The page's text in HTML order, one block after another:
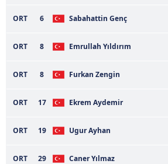
Sitemizde kendimize ve üçüncü
verileriniz işlenmekte olup gerekli olan
kullanılmaktadır. Diğer çerezler,
reklam/pazarlama faaliyetlerinin
ORT 6 Sabahattin Genç
ORT 8 Emrullah Yıldırım
ORT 8 Furkan Zengin
ORT 17 Ekrem Aydemir
ORT 19 Ugur Ayhan
ORT 29 Caner Yılmaz